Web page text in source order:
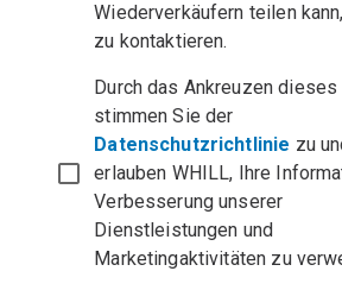
Wiederverkäufern teilen
zu kontaktieren.
Durch das Ankreuzen
stimmen Sie der
Datenschutzrichtlinie zu
erlauben WHILL, Ihre
Verbesserung unserer
Dienstleistungen und
Marketingaktivitäten zu